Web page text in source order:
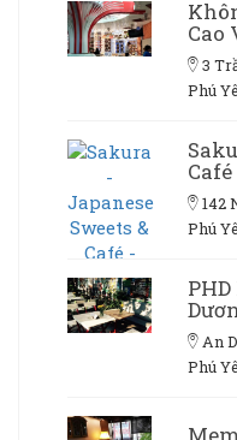
Cao
3
Phú
142
Phú
An
Phú